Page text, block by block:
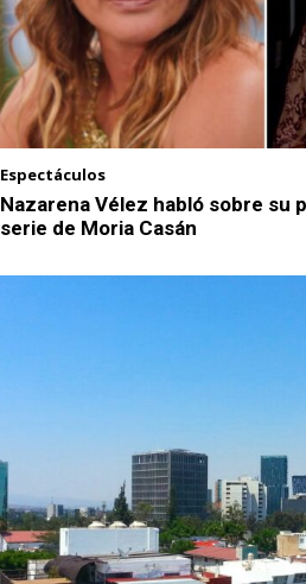
Espectáculos
Nazarena Vélez habló sobre su
serie de Moria Casán